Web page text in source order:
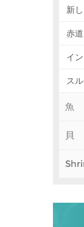
新
赤
イ
ス
魚
貝